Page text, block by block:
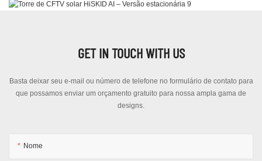
GET IN TOUCH WITH US
Basta deixar seu e-mail ou número de telefone no formulário de contato para
que possamos enviar um orçamento gratuito para nossa ampla gama de
designs.
Nome